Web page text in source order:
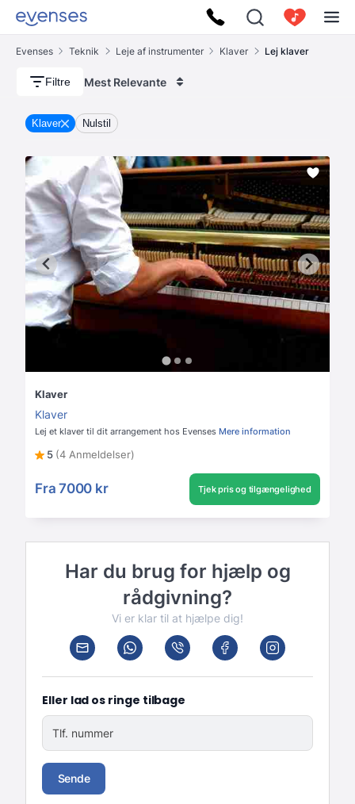
Evenses Teknik Leje af instrumenter Klaver Lej klaver
Filtre Mest Relevante
Klaver Nulstil
Klaver
Klaver
Lej et klaver til dit arrangement hos Evenses Mere information
5 (4 Anmeldelser)
Fra 7000 kr Tjek pris og tilgængelighed
Har du brug for hjælp og
rådgivning?
Vi er klar til at hjælpe dig!
Eller lad os ringe tilbage
Tlf. nummer
Sende